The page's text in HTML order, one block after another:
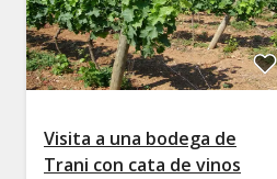
Visita a una bodega de
Trani con cata de vinos